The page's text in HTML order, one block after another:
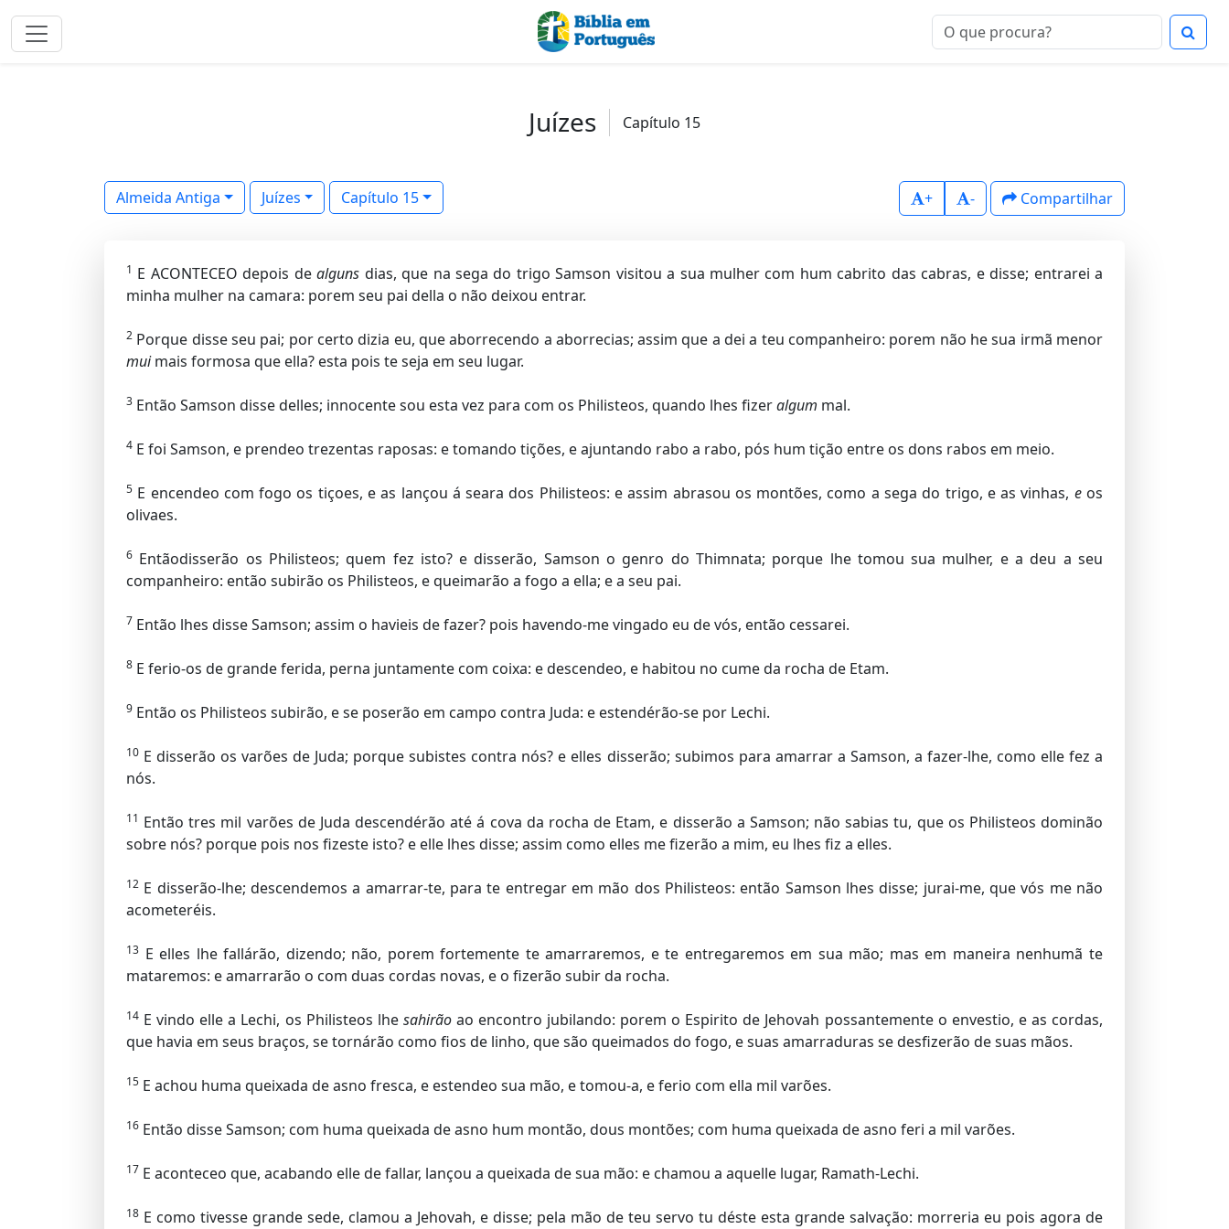
Juízes Capítulo 15
Almeida Antiga Juízes Capítulo 15 + - Compartilhar
1 E ACONTECEO depois dealguns dias, que na sega do trigo Samson visitou a sua mulher com hum cabrito das cabras, e disse; entrarei a
minha mulher na camara: porem seu pai della o não deixou entrar.
2 Porque disse seu pai; por certo dizia eu, que aborrecendo a aborrecias; assim que a dei a teu companheiro: porem não he sua irmã menor
muimais formosa que ella? esta pois te seja em seu lugar.
3 Então Samson disse delles; innocente sou esta vez para com os Philisteos, quando lhes fizeralgum mal.
4 E foi Samson, e prendeo trezentas raposas: e tomando tições, e ajuntando rabo a rabo, pós hum tição entre os dons rabos em meio.
5 E encendeo com fogo os tiçoes, e as lançou á seara dos Philisteos: e assim abrasou os montões, como a sega do trigo, e as vinhas, eos
olivaes.
6 Entãodisserão os Philisteos; quem fez isto? e disserão, Samson o genro do Thimnata; porque lhe tomou sua mulher, e a deu a seu
companheiro: então subirão os Philisteos, e queimarão a fogo a ella; e a seu pai.
7 Então lhes disse Samson; assim o havieis de fazer? pois havendo-me vingado eu de vós, então cessarei.
8 E ferio-os de grande ferida, perna juntamente com coixa: e descendeo, e habitou no cume da rocha de Etam.
9 Então os Philisteos subirão, e se poserão em campo contra Juda: e estendérão-se por Lechi.
10 E disserão os varões de Juda; porque subistes contra nós? e elles disserão; subimos para amarrar a Samson, a fazer-lhe, como elle fez a
nós.
11 Então tres mil varões de Juda descendérão até á cova da rocha de Etam, e disserão a Samson; não sabias tu, que os Philisteos dominão
sobre nós? porque pois nos fizeste isto? e elle lhes disse; assim como elles me fizerão a mim, eu lhes fiz a elles.
12 E disserão-lhe; descendemos a amarrar-te, para te entregar em mão dos Philisteos: então Samson lhes disse; jurai-me, que vós me não
acometeréis.
13 E elles lhe fallárão, dizendo; não, porem fortemente te amarraremos, e te entregaremos em sua mão; mas em maneira nenhumã te
mataremos: e amarrarão o com duas cordas novas, e o fizerão subir da rocha.
14 E vindo elle a Lechi, os Philisteos lhe sahirãoao encontro jubilando: porem o Espirito de Jehovah possantemente o envestio, e as cordas,
que havia em seus braços, se tornárão como fios de linho, que são queimados do fogo, e suas amarraduras se desfizerão de suas mãos.
15 E achou huma queixada de asno fresca, e estendeo sua mão, e tomou-a, e ferio com ella mil varões.
16 Então disse Samson; com huma queixada de asno hum montão, dous montões; com huma queixada de asno feri a mil varões.
17 E aconteceo que, acabando elle de fallar, lançou a queixada de sua mão: e chamou a aquelle lugar, Ramath-Lechi.
18 E como tivesse grande sede, clamou a Jehovah, e disse; pela mão de teu servo tu déste esta grande salvação: morreria eu pois agora de